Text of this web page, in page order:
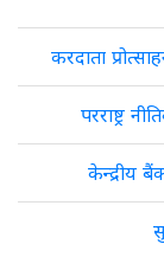
करदाता
परराष्ट्र
केन्द्रीय